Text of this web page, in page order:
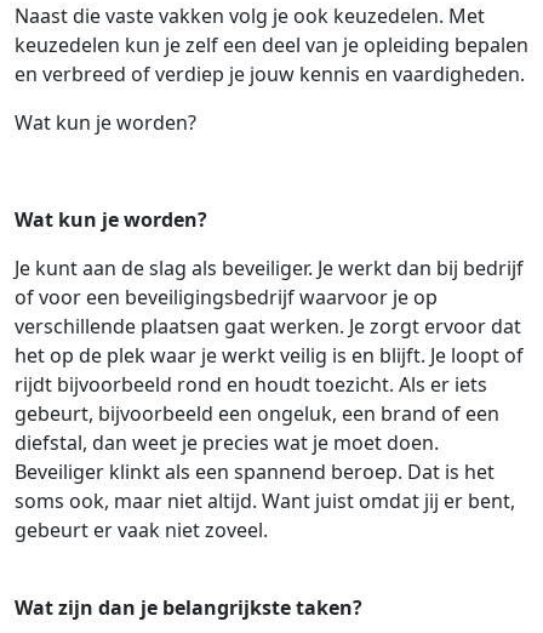
Naast die vaste vakken volg je ook keuzedelen. Met
keuzedelen kun je zelf een deel van je opleiding bepalen
en verbreed of verdiep je jouw kennis en vaardigheden.
Wat kun je worden?
Wat kun je worden?
Je kunt aan de slag als beveiliger. Je werkt dan bij bedrijf
of voor een beveiligingsbedrijf waarvoor je op
verschillende plaatsen gaat werken. Je zorgt ervoor dat
het op de plek waar je werkt veilig is en blijft. Je loopt of
rijdt bijvoorbeeld rond en houdt toezicht. Als er iets
gebeurt, bijvoorbeeld een ongeluk, een brand of een
diefstal, dan weet je precies wat je moet doen.
Beveiliger klinkt als een spannend beroep. Dat is het
soms ook, maar niet altijd. Want juist omdat jij er bent,
gebeurt er vaak niet zoveel.
Wat zijn dan je belangrijkste taken?